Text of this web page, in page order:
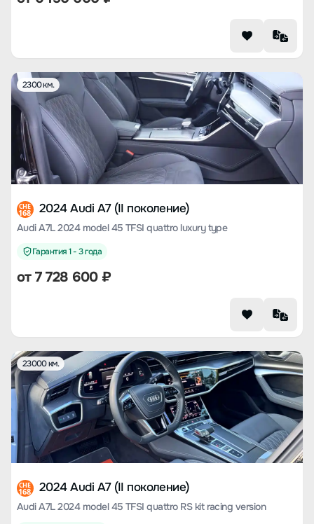
2300 км.
CHE
168 2024 Audi A7 (II поколение)
Audi A7L 2024 model 45 TFSI quattro luxury type
Гарантия 1 - 3 года
от7 728 600₽
23000 км.
CHE
168 2024 Audi A7 (II поколение)
Audi A7L 2024 model 45 TFSI quattro RS kit racing version